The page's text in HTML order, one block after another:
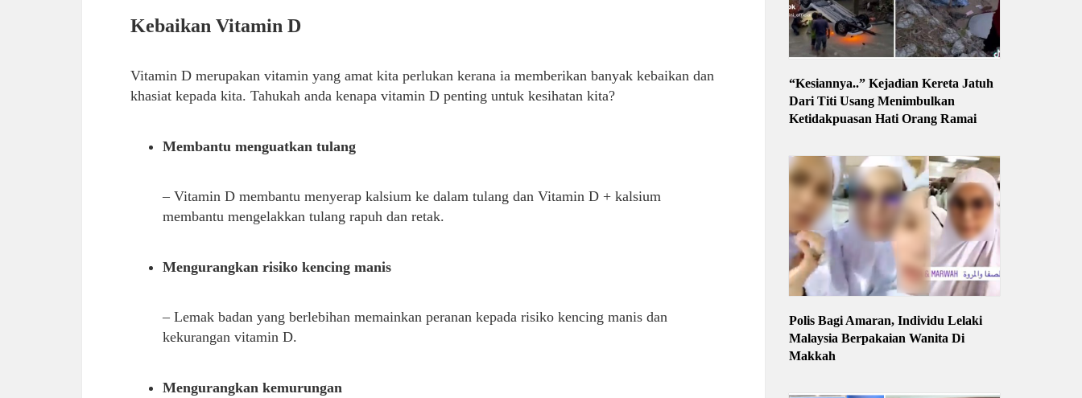
Kebaikan Vitamin D
Vitamin D merupakan vitamin yang amat kita perlukan kerana ia memberikan banyak kebaikan dan
khasiat kepada kita. Tahukah anda kenapa vitamin D penting untuk kesihatan kita?
Membantu menguatkan tulang
– Vitamin D membantu menyerap kalsium ke dalam tulang dan Vitamin D + kalsium
membantu mengelakkan tulang rapuh dan retak.
Mengurangkan risiko kencing manis
– Lemak badan yang berlebihan memainkan peranan kepada risiko kencing manis dan
kekurangan vitamin D.
Mengurangkan kemurungan
“Kesiannya..” Kejadian Kereta Jatuh
Dari Titi Usang Menimbulkan
Ketidakpuasan Hati Orang Ramai
Polis Bagi Amaran, Individu Lelaki
Malaysia Berpakaian Wanita Di
Makkah